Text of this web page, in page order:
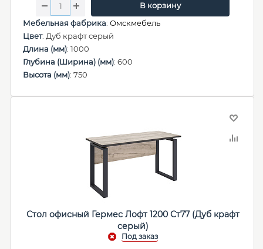
В корзину
Мебельная фабрика: Омскмебель
Цвет: Дуб крафт серый
Длина (мм): 1000
Глубина (Ширина) (мм): 600
Высота (мм): 750
Стол офисный Гермес Лофт 1200 Ст77 (Дуб крафт
серый)